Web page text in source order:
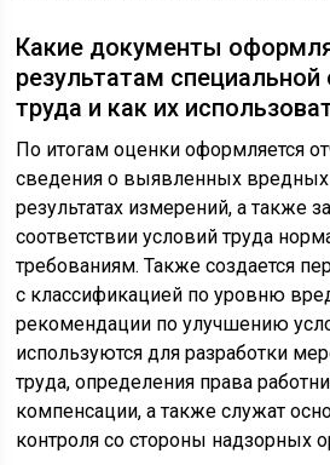
Какие документы
результатам специальной
труда и как их
По итогам оценки оформляется
сведения о выявленных вредных
результатах измерений, а также
соответствии условий труда
требованиям. Также создается
с классификацией по уровню
рекомендации по улучшению
используются для разработки
труда, определения права
компенсации, а также служат
контроля со стороны надзорных